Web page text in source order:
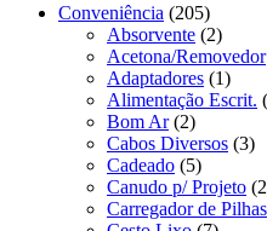
Conveniência (205)
Absorvente (2)
Acetona/Removedor
Adaptadores (1)
Alimentação Escrit.
Bom Ar (2)
Cabos Diversos (3)
Cadeado (5)
Canudo p/ Projeto
Carregador de Pilhas